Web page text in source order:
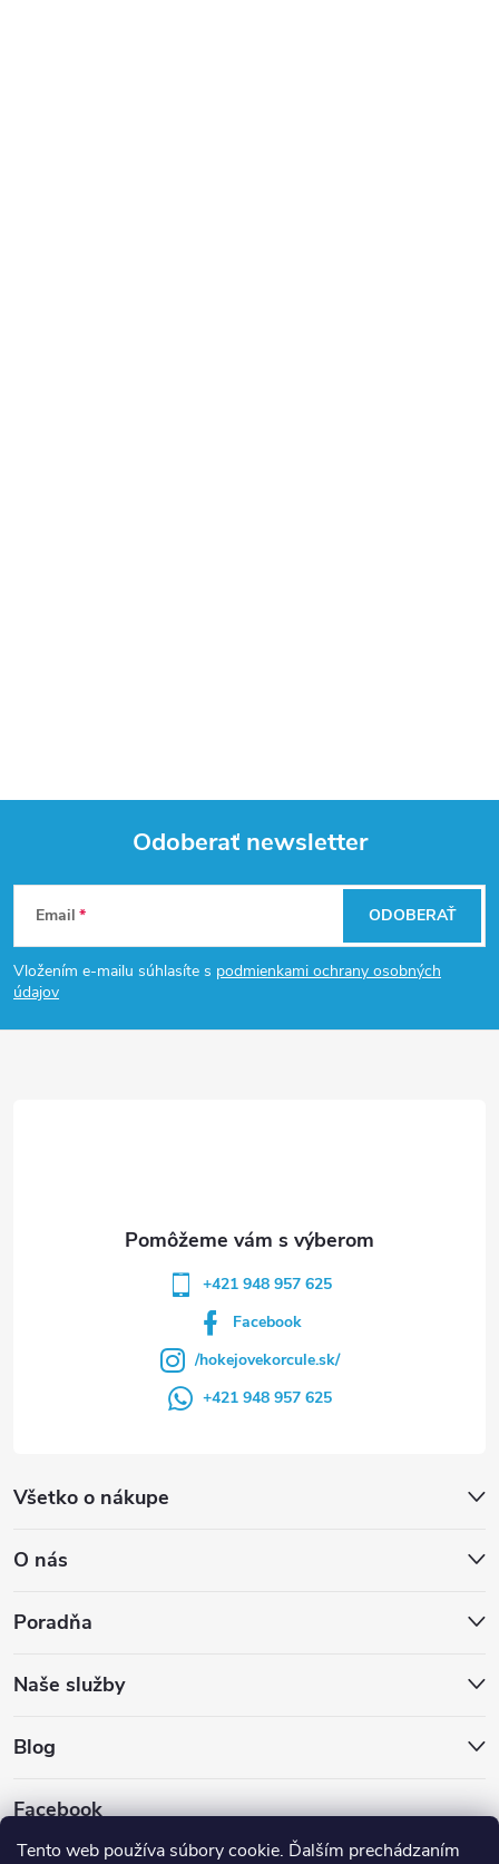
Tento web používa súbory cookie. Ďalším prechádzaním
Z
á
p
Odoberať newsletter
Email
Vložením e-mailu súhlasíte s podmienkami ochrany osobných
údajov
ODOBERAŤ
Všetko o nákupe
O nás
Poradňa
Naše služby
Blog
Facebook
+421 948 957 625
Facebook
/hokejovekorcule.sk/
+421 948 957 625